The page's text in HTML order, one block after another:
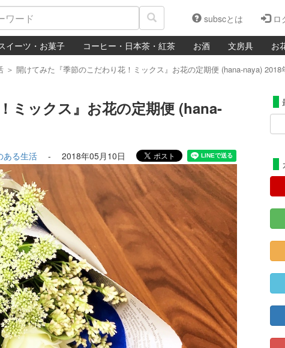
subscとは ロ
イーツ・お菓子 コーヒー・日本茶・紅茶 お酒 文房具 お
＞ 開けてみた『季節のこだわり花！ミックス』お花の定期便 (hana-naya) 2018
ミックス』お花の定期便 (hana-
ある生活 -2018年05月10日